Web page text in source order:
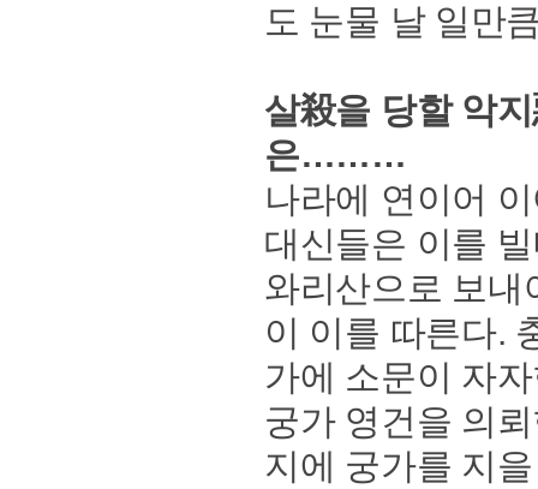
도 눈물 날 일만
살殺을 당할 악
은………
나라에 연이어
대신들은 이를
와리산으로 보내
이 이를 따른다.
가에 소문이 자
궁가 영건을 의
지에 궁가를 지